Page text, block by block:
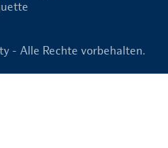
- Alle Rechte vorbehalten.